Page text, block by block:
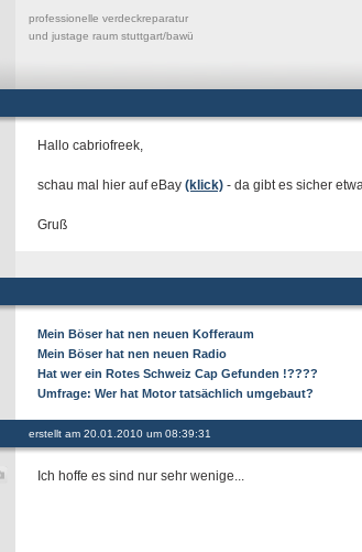
professionelle verdeckreparatur
und justage raum stuttgart/bawü
Hallo cabriofreek,
schau mal hier auf eBay (klick) - da gibt es sicher
Gruß
Mein Böser hat nen neuen Kofferaum
Mein Böser hat nen neuen Radio
Hat wer ein Rotes Schweiz Cap Gefunden !????
Umfrage: Wer hat Motor tatsächlich umgebaut?
erstellt am 20.01.2010 um 08:39:31
Ich hoffe es sind nur sehr wenige...